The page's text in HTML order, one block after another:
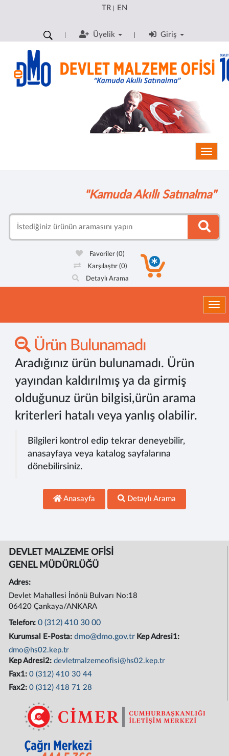
TR| EN
Üyelik Giriş
"Kamuda Akıllı Satınalma"
Favoriler(0)
Karşılaştır (0)
Detaylı Arama
Ürün Bulunamadı
Aradığınız ürün bulunamadı. Ürün
yayından kaldırılmış ya da girmiş
olduğunuz ürün bilgisi,ürün arama
kriterleri hatalı veya yanlış olabilir.
Bilgileri kontrol edip tekrar deneyebilir,
anasayfaya veya katalog sayfalarına
dönebilirsiniz.
Anasayfa Detaylı Arama
DEVLET MALZEME OFİSİ
GENEL MÜDÜRLÜĞÜ
Adres:
Devlet Mahallesi İnönü Bulvarı No:18
06420 Çankaya/ANKARA
Telefon:0 (312) 410 30 00
Kurumsal E-Posta:dmo@dmo.gov.tr Kep Adresi1:
dmo@hs02.kep.tr
Kep Adresi2:devletmalzemeofisi@hs02.kep.tr
Fax1:0 (312) 410 30 44
Fax2:0 (312) 418 71 28